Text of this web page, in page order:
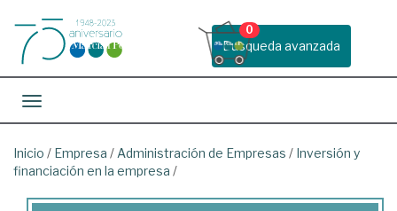
Busqueda avanzada
0
Toggle navigation
Inicio / Empresa / Administración de Empresas / Inversión y
financiación en la empresa /